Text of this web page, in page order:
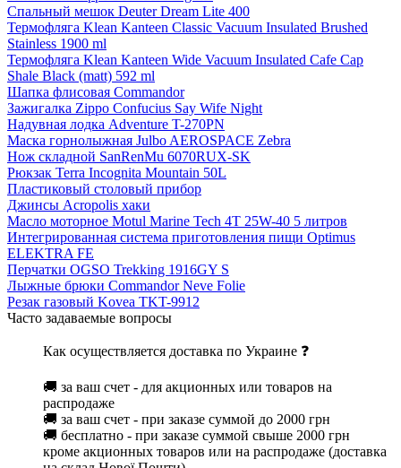
Спальный мешок Deuter Dream Lite 400
Термофляга Klean Kanteen Classic Vacuum Insulated Brushed
Stainless 1900 ml
Термофляга Klean Kanteen Wide Vacuum Insulated Cafe Cap
Shale Black (matt) 592 ml
Шапка флисовая Commandor
Зажигалка Zippo Confucius Say Wife Night
Надувная лодка Adventure T-270PN
Маска горнолыжная Julbo AEROSPACE Zebra
Нож складной SanRenMu 6070RUX-SK
Рюкзак Terra Incognita Mountain 50L
Пластиковый столовый прибор
Джинсы Acropolis хаки
Масло моторное Motul Marine Tech 4T 25W-40 5 литров
Интегрированная система приготовления пищи Optimus
ELEKTRA FE
Перчатки OGSO Trekking 1916GY S
Лыжные брюки Commandor Neve Folie
Резак газовый Kovea TKT-9912
Часто задаваемые вопросы
Как осуществляется доставка по Украине ❓
🚚 за ваш счет - для акционных или товаров на
распродаже
🚚 за ваш счет - при заказе суммой до 2000 грн
🚚 бесплатно - при заказе суммой свыше 2000 грн
кроме акционных товаров или на распродаже (доставка